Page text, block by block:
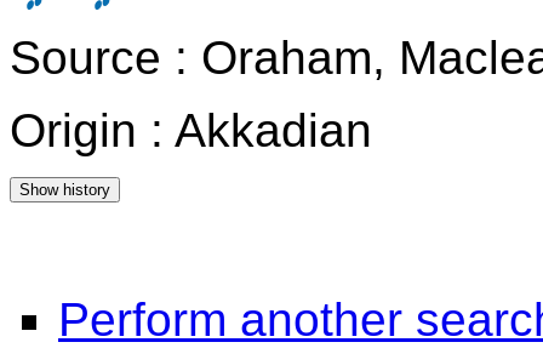
Source : Oraham,
Origin : Akkadian
Perform another